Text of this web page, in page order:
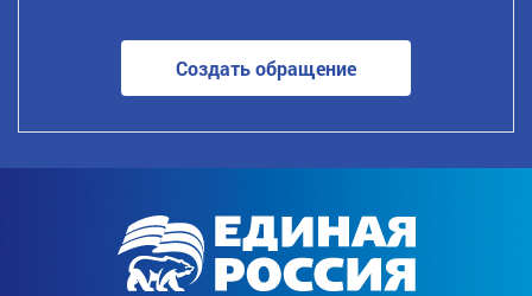
Создать обращение